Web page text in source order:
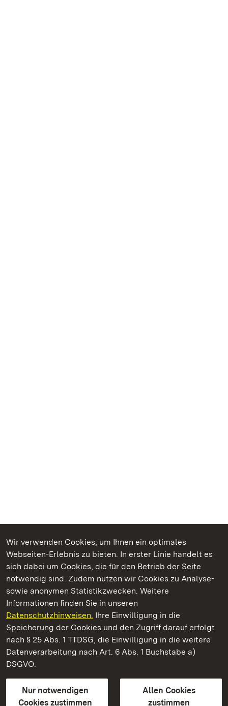
Wir verwenden Cookies, um Ihnen ein optimales
Webseiten-Erlebnis zu bieten. In erster Linie handelt es
sich dabei um Cookies, die für den Betrieb der Seite
notwendig sind. Zudem nutzen wir Cookies zu Analyse-
sowie anonymen Statistikzwecken. Weitere
Informationen finden Sie in unseren
Datenschutzhinweisen. Ihre Einwilligung in die
Speicherung der Cookies und den Zugriff darauf erfolgt
nach § 25 Abs. 1 TTDSG, die Einwilligung in die weitere
Datenverarbeitung nach Art. 6 Abs. 1 Buchstabe a)
DSGVO.
Nur notwendigen
Cookies zustimmen
Allen Cookies
zustimmen
Kommen. Staunen. Genießen.
Staatliche Schlösser und Gärten Baden‑Württemberg
Staatliche Schlösser und Gärten Baden-Württemberg
Kontakt
GebärdenspracheLeichte Sprache
Erklärung zur Barrierefreiheit
BITV-konform (geprüfte Seiten)